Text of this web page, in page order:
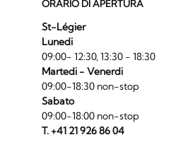
ORARIO DI APERTURA
St-Légier
Lunedi
09:00- 12:30, 13:30 - 18:30
Martedi - Venerdi
09:00-18:30 non-stop
Sabato
09:00-18:00 non-stop
T. +41 21 926 86 04